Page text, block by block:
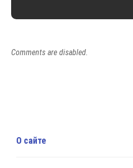
Comments are disabled.
О сайте